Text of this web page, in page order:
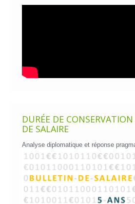
DURÉE DE
DE SALAIRE
Analyse diplomatique et réponse